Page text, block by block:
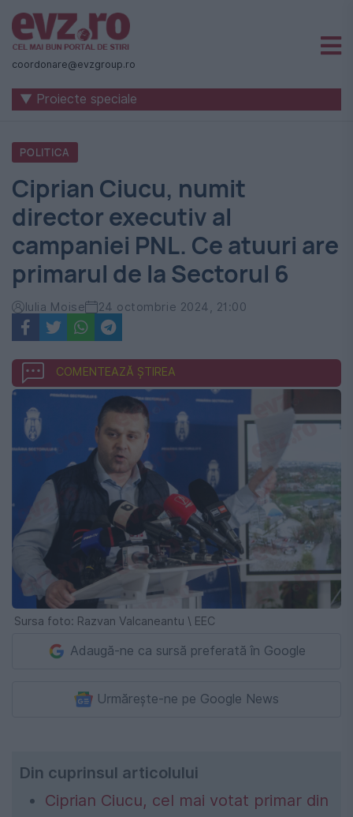
Știri
naționale
internaționale
România
-
Evenimentul
Zilei
coordonare@evzgroup.ro
▼ Proiecte speciale
POLITICA
Ciprian Ciucu, numit
director executiv al
campaniei PNL. Ce atuuri are
primarul de la Sectorul 6
Iulia Moise 24 octombrie 2024, 21:00
COMENTEAZĂ ȘTIREA
Sursa foto: Razvan Valcaneantu \ EEC
Adaugă-ne ca sursă preferată în Google
Urmărește-ne pe Google News
Din cuprinsul articolului
Ciprian Ciucu, cel mai votat primar din